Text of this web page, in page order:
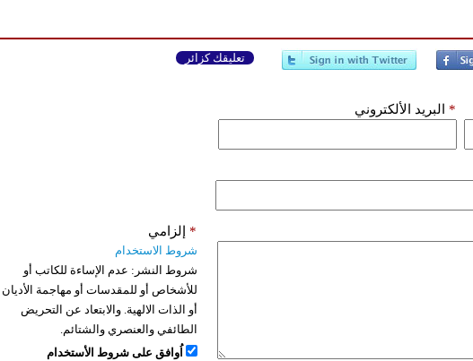
تعليقك كزائر
البريد الألكتروني *
إلزامي *
شروط الاستخدام
شروط النشر: عدم الإساءة للكاتب أو
للأشخاص أو للمقدسات أو مهاجمة الأديان
أو الذات الالهية. والابتعاد عن التحريض
الطائفي والعنصري والشتائم.
اُوافق على شروط الأستخدام